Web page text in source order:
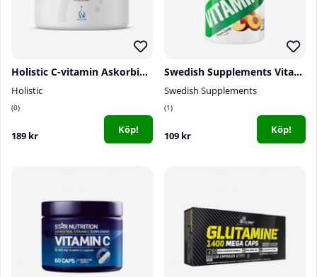
Holistic C-vitamin Askorbinsyra, 250 g
Holistic
0
189 kr Köp!
Swedish Supplements Vitamin C, 100 tabs
Swedish Supplements
1
109 kr Köp!